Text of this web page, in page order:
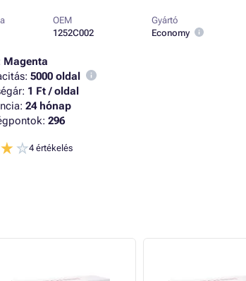
OEM
1252C002
Gyártó
Economy
Magenta
5000 oldal
1 Ft / oldal
24 hónap
296
4 értékelés